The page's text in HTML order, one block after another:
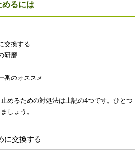
めるには
交換する
研磨
番のオススメ
めるための対処法は上記の4つです。ひとつ
しょう。
に交換する